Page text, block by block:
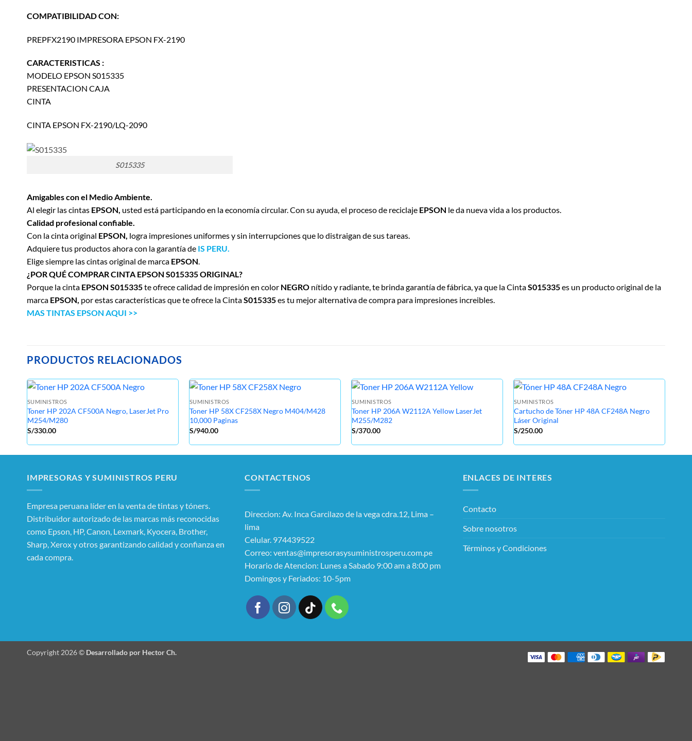
COMPATIBILIDAD CON:
PREPFX2190 IMPRESORA EPSON FX-2190
CARACTERISTICAS :
MODELO EPSON S015335
PRESENTACION CAJA
CINTA
CINTA EPSON FX-2190/LQ-2090
S015335
Amigables con el Medio Ambiente.
Al elegir las cintas EPSON, usted está participando en la economía circular. Con su ayuda, el proceso de reciclaje EPSON le da nueva vida a los productos.
Calidad profesional confiable.
Con la cinta original EPSON, logra impresiones uniformes y sin interrupciones que lo distraigan de sus tareas.
Adquiere tus productos ahora con la garantía de IS PERU.
Elige siempre las cintas original de marca EPSON.
¿POR QUÉ COMPRAR CINTA EPSON S015335 ORIGINAL?
Porque la cinta EPSON S015335te ofrece calidad de impresión en color NEGRO nítido y radiante, te brinda garantía de fábrica, ya que la CintaS015335es un producto original de la
marca EPSON, por estas características que te ofrece la CintaS015335es tu mejor alternativa de compra para impresiones increibles.
MAS TINTAS EPSON AQUI >>
PRODUCTOS RELACIONADOS
SUMINISTROS
Toner HP 202A CF500A Negro, LaserJet Pro
M254/M280
S/330.00
SUMINISTROS
Toner HP 58X CF258X Negro M404/M428
10,000 Paginas
S/940.00
SUMINISTROS
Toner HP 206A W2112A Yellow LaserJet
M255/M282
S/370.00
SUMINISTROS
Cartucho de Tóner HP 48A CF248A Negro
Láser Original
S/250.00
IMPRESORAS Y SUMINISTROS PERU
Empresa peruana líder en la venta de tintas y tóners.
Distribuidor autorizado de las marcas más reconocidas
como Epson, HP, Canon, Lexmark, Kyocera, Brother,
Sharp, Xerox y otros garantizando calidad y confianza en
cada compra.
CONTACTENOS
Direccion: Av. Inca Garcilazo de la vega cdra.12, Lima –
lima
Celular. 974439522
Correo: ventas@impresorasysuministrosperu.com.pe
Horario de Atencion: Lunes a Sabado 9:00 am a 8:00 pm
Domingos y Feriados: 10-5pm
ENLACES DE INTERES
Contacto
Sobre nosotros
Términos y Condiciones
Copyright 2026 © Desarrollado por Hector Ch.